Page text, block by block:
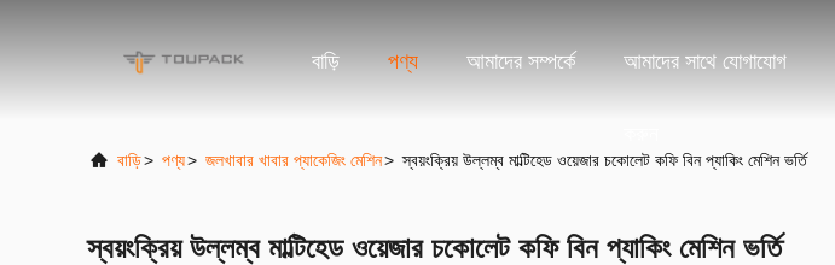
বাড়ি পণ্য আমাদের সম্পর্কে আমাদের সাথে যোগাযোগ
বাড়ি> পণ্য> জলখাবার খাবার প্যাকেজিং মেশিন> স্বয়ংক্রিয় উল্লম্ব মাল্টিহেড ওয়েজার চকোলেট কফি বিন প্যাকিং মেশিন ভর্তি
স্বয়ংক্রিয় উল্লম্ব মাল্টিহেড ওয়েজার চকোলেট কফি বিন প্যাকিং মেশিন ভর্তি